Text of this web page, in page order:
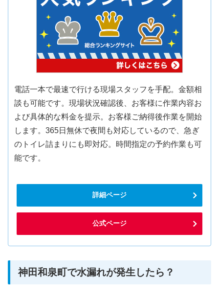
電話一本で最速で行ける現場スタッフを手配。金額相
談も可能です。現場状況確認後、お客様に作業内容お
よび具体的な料金を提示。お客様ご納得後作業を開始
します。365日無休で夜間も対応しているので、急ぎ
のトイレ詰まりにも即対応。時間指定の予約作業も可
能です。
詳細ページ
公式ページ
神田和泉町で水漏れが発生したら？